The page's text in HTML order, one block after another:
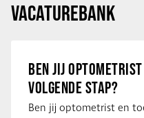
VACATUREBANK
BEN JIJ
VOLGENDE STAP?